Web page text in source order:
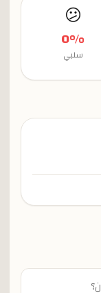
😕
0%
سلبي